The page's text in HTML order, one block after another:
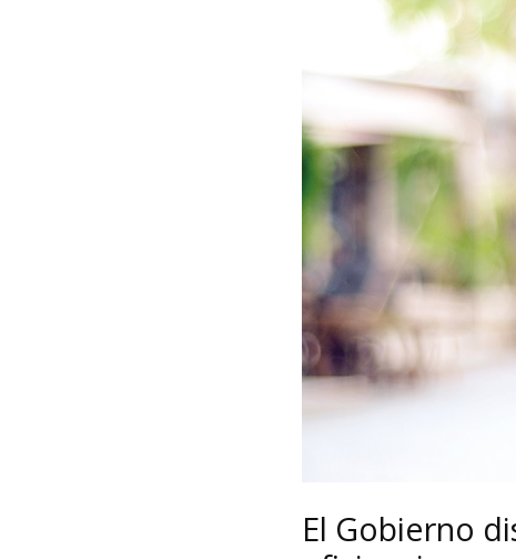
El Gobierno